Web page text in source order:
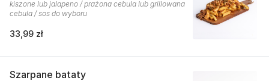
kiszone lub jalapeno / prażona cebula lub grillowana
cebula / sos do wyboru
33,99 zł
Szarpane bataty